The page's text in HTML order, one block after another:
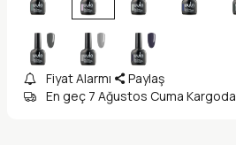
Fiyat Alarmı
Paylaş
En geç 7 Ağustos Cuma Kargoda